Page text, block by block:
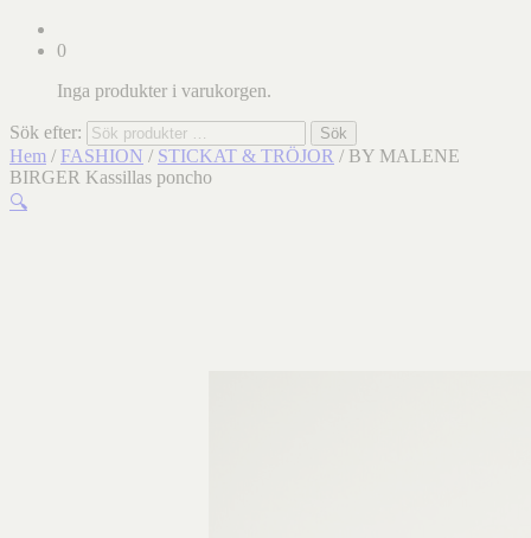
0
Inga produkter i varukorgen.
Sök efter: Sök
Hem / FASHION / STICKAT & TRÖJOR / BY MALENE
BIRGER Kassillas poncho
🔍